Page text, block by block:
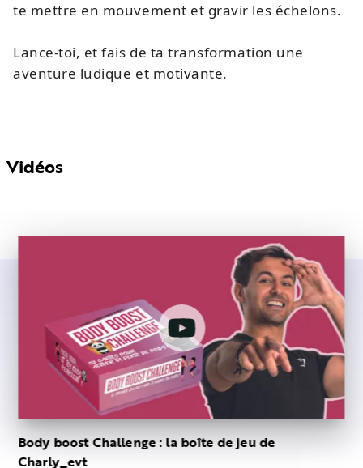
te mettre en mouvement et gravir les échelons.
Lance-toi, et fais de ta transformation une
aventure ludique et motivante.
Vidéos
Body boost Challenge : la boîte de jeu de
Charly_evt